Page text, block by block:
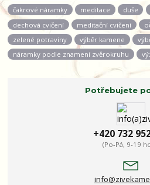
čakrové náramky
meditace duše
dechová cvičení
meditační cvičení
zelené potraviny
výběr kamene
náramky podle znamení zvěrokruhu
Potřebujete
+420 732
(Po-Pá, 9-19